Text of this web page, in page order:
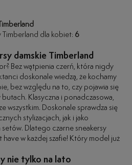
Timberland dla kobiet: 6
damskie Timberland
Bez wątpienia czerń, która nigdy
doskonale wiedzą, że kochamy
bez względu na to, czy pojawia się
Klasyczna i ponadczasowa,
wszystkim. Doskonale sprawdza się
stylizacjach, jak i jako
Dlatego czarne sneakersy
w każdej szafie! Który model już
nie tylko na lato